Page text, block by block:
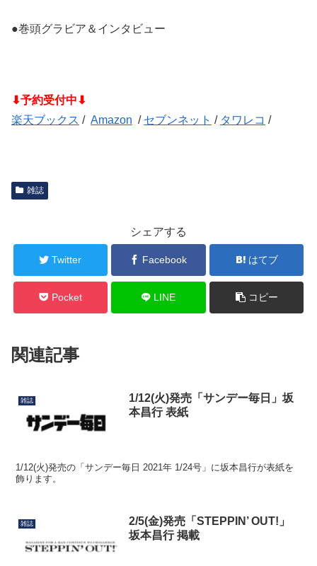
●巻頭グラビア＆インタビュー
⬇予約受付中⬇
楽天ブックス / Amazon / セブンネット / タワレコ /
雑誌
シェアする
Twitter Facebook はてブ
Pocket LINE コピー
関連記事
雑誌
1/12(火)発売「サンデー毎日」坂
本昌行 表紙
1/12(火)発売の「サンデー毎日 2021年 1/24号」に坂本昌行が表紙を
飾ります。
雑誌
2/5(金)発売「STEPPIN’ OUT!」
坂本昌行 掲載